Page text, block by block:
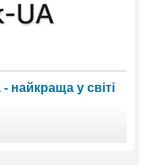
найкраща у світі